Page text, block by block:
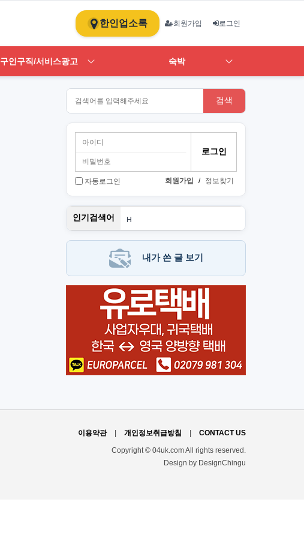
한인업소록 회원가입 로그인
구인구직/서비스광고 숙박
검색
자동로그인 회원가입 / 정보찾기
인기검색어
H
1
뉴몰
PT
내가 쓴 글 보기
이용약관 개인정보취급방침 CONTACT US
Copyright © 04uk.com All rights reserved.
Design by DesignChingu